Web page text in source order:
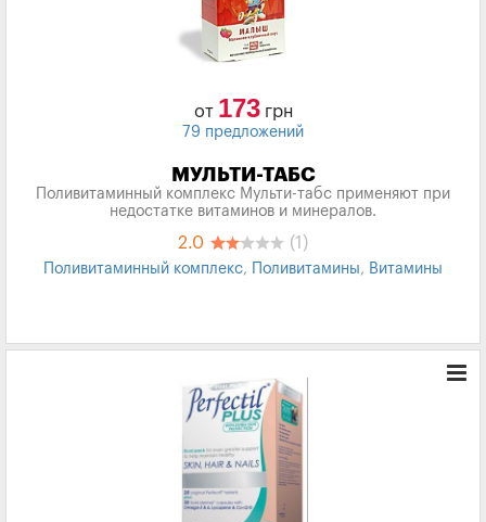
от 173грн
79 предложений
МУЛЬТИ-ТАБС
Поливитаминный комплекс Мульти-табс применяют при
недостатке витаминов и минералов.
2.0 (1)
Поливитаминный комплекс, Поливитамины, Витамины